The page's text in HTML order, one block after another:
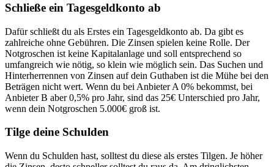
Schließe ein Tagesgeldkonto ab
Dafür schließt du als Erstes ein Tagesgeldkonto ab. Da gibt es
zahlreiche ohne Gebühren. Die Zinsen spielen keine Rolle. Der
Notgroschen ist keine Kapitalanlage und soll entsprechend so
umfangreich wie nötig, so klein wie möglich sein. Das Suchen und
Hinterherrennen von Zinsen auf dein Guthaben ist die Mühe bei den
Beträgen nicht wert. Wenn du bei Anbieter A 0% bekommst, bei
Anbieter B aber 0,5% pro Jahr, sind das 25€ Unterschied pro Jahr,
wenn dein Notgroschen 5.000€ groß ist.
Tilge deine Schulden
Wenn du Schulden hast, solltest du diese als erstes Tilgen. Je höher